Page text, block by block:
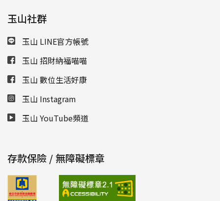
玉山社群
玉山 LINE官方帳號
玉山 招財納福喵喵
玉山 數位生活好康
玉山 Instagram
玉山 YouTube頻道
存款保險 / 無障礙標章